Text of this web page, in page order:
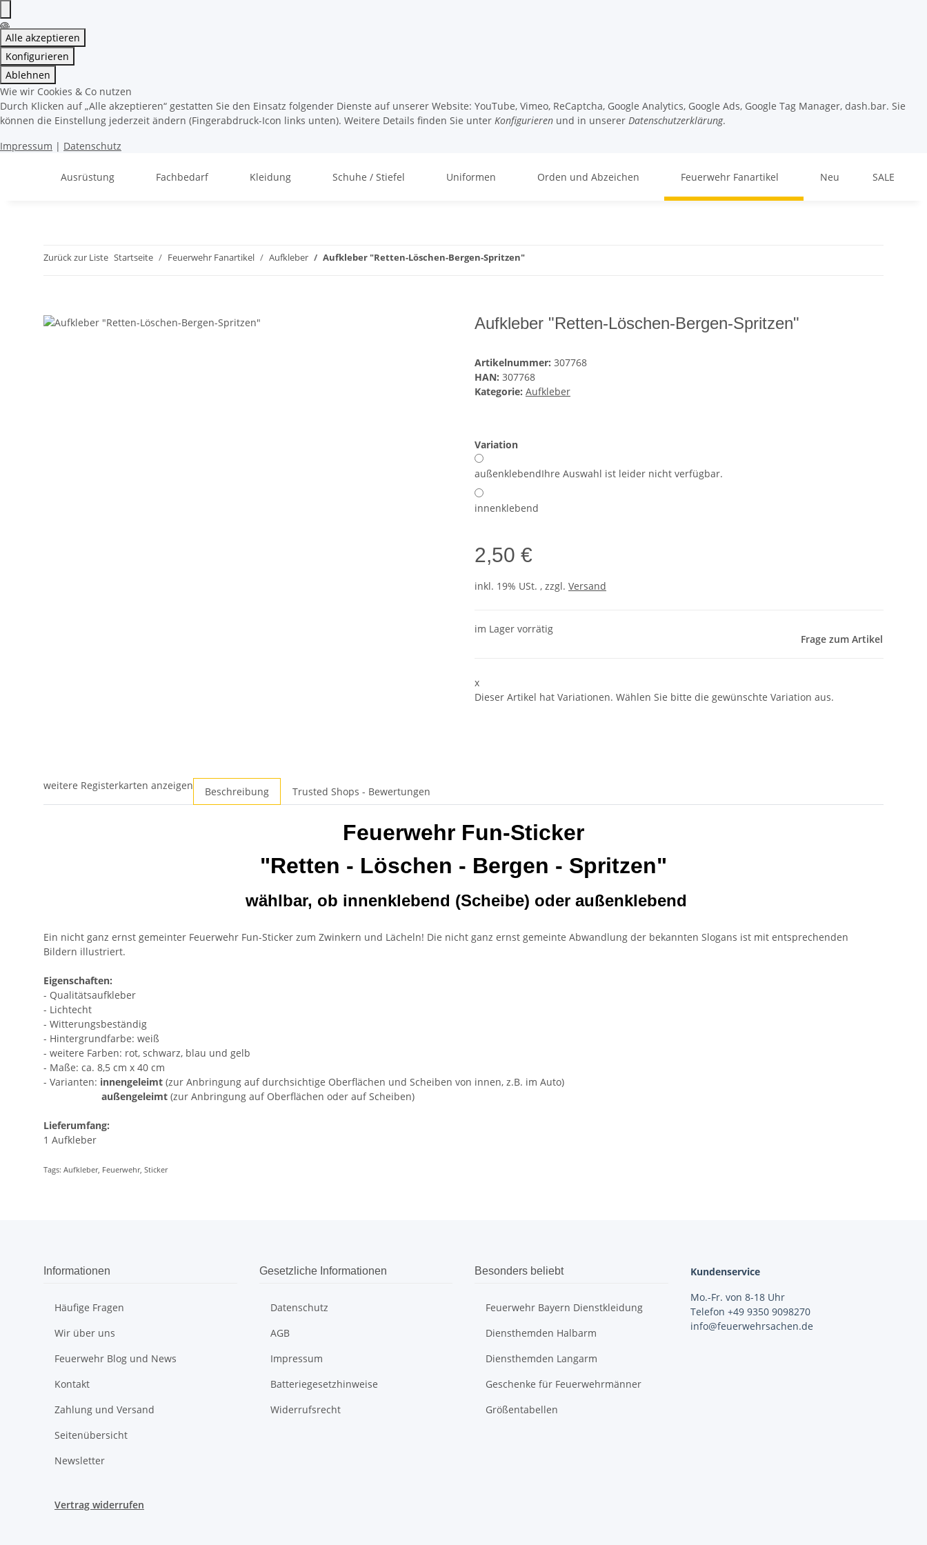
Alle akzeptieren
Konfigurieren
Ablehnen
Wie wir Cookies & Co nutzen
Durch Klicken auf „Alle akzeptieren“ gestatten Sie den Einsatz folgender Dienste auf unserer Website: YouTube, Vimeo, ReCaptcha, Google Analytics, Google Ads, Google Tag Manager, dash.bar. Sie
können die Einstellung jederzeit ändern (Fingerabdruck-Icon links unten). Weitere Details finden Sie unter Konfigurieren und in unserer Datenschutzerklärung.
Impressum | Datenschutz
Ausrüstung Fachbedarf Kleidung Schuhe / Stiefel Uniformen Orden und Abzeichen Feuerwehr Fanartikel Neu SALE
Zurück zur Liste Startseite Feuerwehr Fanartikel Aufkleber Aufkleber "Retten-Löschen-Bergen-Spritzen"
Aufkleber "Retten-Löschen-Bergen-Spritzen"
Artikelnummer: 307768
HAN: 307768
Kategorie: Aufkleber
Variation
außenklebendIhre Auswahl ist leider nicht verfügbar.
innenklebend
2,50 €
inkl. 19% USt. , zzgl. Versand
im Lager vorrätig
Frage zum Artikel
x
Dieser Artikel hat Variationen. Wählen Sie bitte die gewünschte Variation aus.
weitere Registerkarten anzeigen Beschreibung Trusted Shops - Bewertungen
Feuerwehr Fun-Sticker
"Retten - Löschen - Bergen - Spritzen"
wählbar, ob innenklebend (Scheibe) oder außenklebend
Ein nicht ganz ernst gemeinter Feuerwehr Fun-Sticker zum Zwinkern und Lächeln! Die nicht ganz ernst gemeinte Abwandlung der bekannten Slogans ist mit entsprechenden
Bildern illustriert.
Eigenschaften:
- Qualitätsaufkleber
- Lichtecht
- Witterungsbeständig
- Hintergrundfarbe: weiß
- weitere Farben: rot, schwarz, blau und gelb
- Maße: ca. 8,5 cm x 40 cm
- Varianten: innengeleimt (zur Anbringung auf durchsichtige Oberflächen und Scheiben von innen, z.B. im Auto)
außengeleimt (zur Anbringung auf Oberflächen oder auf Scheiben)
Lieferumfang:
1 Aufkleber
Tags: Aufkleber, Feuerwehr, Sticker
Informationen
Häufige Fragen
Wir über uns
Feuerwehr Blog und News
Kontakt
Zahlung und Versand
Seitenübersicht
Newsletter
Gesetzliche Informationen
Datenschutz
AGB
Impressum
Batteriegesetzhinweise
Widerrufsrecht
Besonders beliebt
Feuerwehr Bayern Dienstkleidung
Diensthemden Halbarm
Diensthemden Langarm
Geschenke für Feuerwehrmänner
Größentabellen
Kundenservice
Mo.-Fr. von 8-18 Uhr
Telefon +49 9350 9098270
info@feuerwehrsachen.de
Vertrag widerrufen